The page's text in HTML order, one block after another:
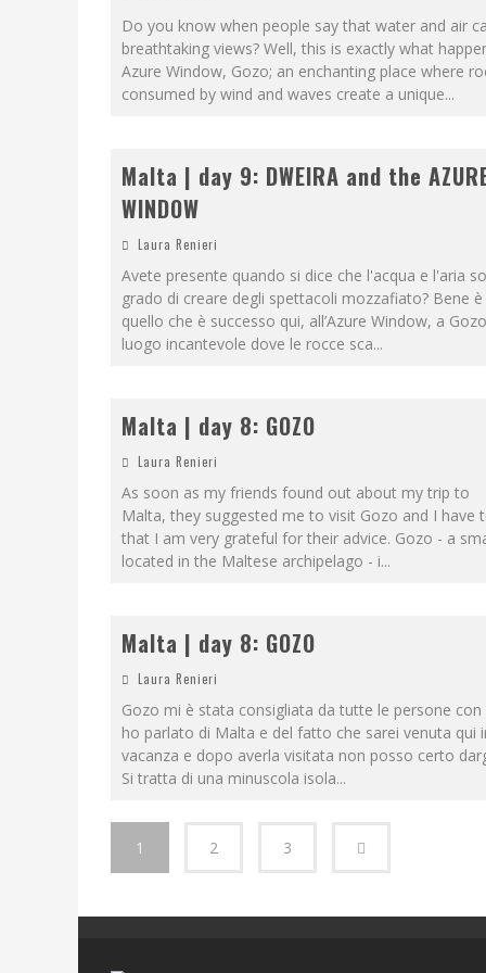
Do you know when people say that water and air
breathtaking views? Well, this is exactly what
Azure Window, Gozo; an enchanting place where
consumed by wind and waves create a unique...
Malta | day 9: DWEIRA and the
WINDOW
Laura Renieri
Avete presente quando si dice che l'acqua e l'aria
grado di creare degli spettacoli mozzafiato? Bene
quello che è successo qui, all’Azure Window, a
luogo incantevole dove le rocce sca...
Malta | day 8: GOZO
Laura Renieri
As soon as my friends found out about my trip to
Malta, they suggested me to visit Gozo and I have
that I am very grateful for their advice. Gozo - a
located in the Maltese archipelago - i...
Malta | day 8: GOZO
Laura Renieri
Gozo mi è stata consigliata da tutte le persone con
ho parlato di Malta e del fatto che sarei venuta qui
vacanza e dopo averla visitata non posso certo
Si tratta di una minuscola isola...
1 2 3